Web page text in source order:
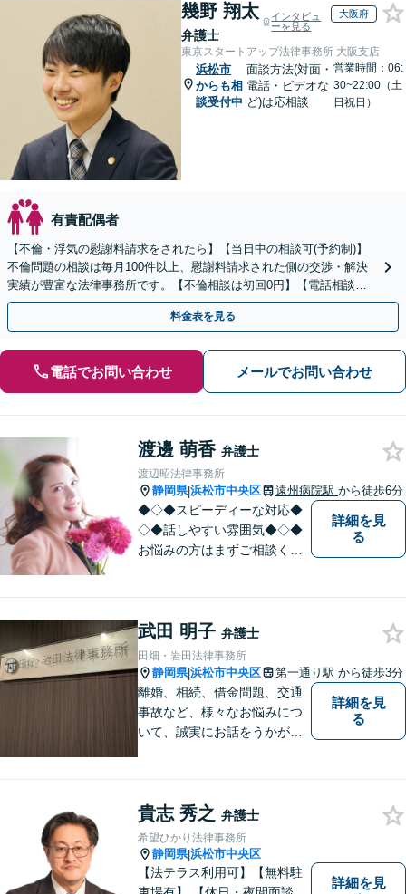
幾野 翔太
弁護士
インタビュ
ーを見る
大阪府
東京スタートアップ法律事務所 大阪支店
浜松市
からも相
談受付中
面談方法(対面・
電話・ビデオな
ど)は応相談
営業時間：06:
30~22:00（土
日祝日）
有責配偶者
【不倫・浮気の慰謝料請求をされたら】【当日中の相談可(予約制)】
不倫問題の相談は毎月100件以上、慰謝料請求された側の交渉・解決
実績が豊富な法律事務所です。【不倫相談は初回0円】【電話相談で
ご契約まで対応可/来所不要】
料金表を見る
電話でお問い合わせ メールでお問い合わせ
渡邊 萌香 弁護士
渡辺昭法律事務所
静岡県|浜松市中央区 遠州病院駅 から徒歩6分
◆◇◆スピーディーな対応◆
◇◆話しやすい雰囲気◆◇◆
お悩みの方はまずご相談くだ
詳細を見
る
武田 明子 弁護士
田畑・岩田法律事務所
静岡県|浜松市中央区 第一通り駅 から徒歩3分
離婚、相続、借金問題、交通
事故など、様々なお悩みにつ
いて、誠実にお話をうかが
詳細を見
る
貴志 秀之 弁護士
希望ひかり法律事務所
静岡県|浜松市中央区
【法テラス利用可】【無料駐
詳細を見